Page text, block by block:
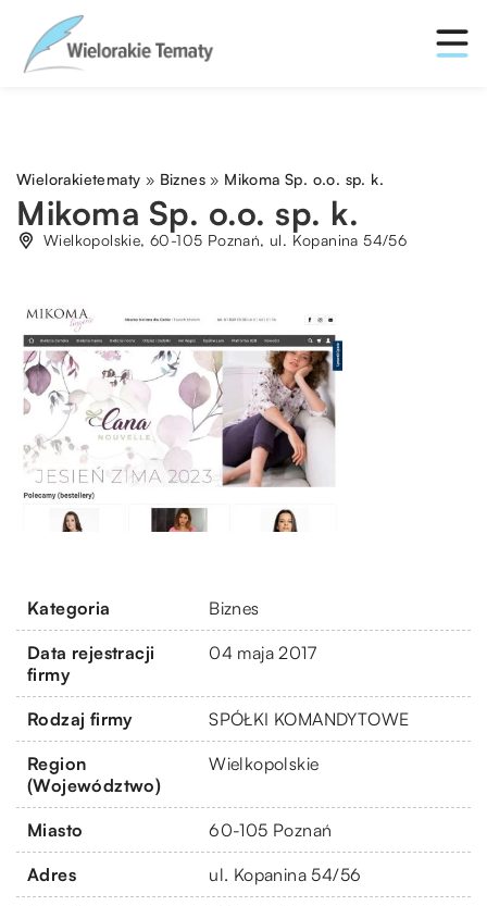
Wielorakietematy » Biznes » Mikoma Sp. o.o. sp. k.
Mikoma Sp. o.o. sp. k.
Wielkopolskie, 60-105 Poznań, ul. Kopanina 54/56
Kategoria Biznes
Data rejestracji
firmy
04 maja 2017
Rodzaj firmy SPÓŁKI KOMANDYTOWE
Region
(Województwo)
Wielkopolskie
Miasto 60-105 Poznań
Adres ul. Kopanina 54/56